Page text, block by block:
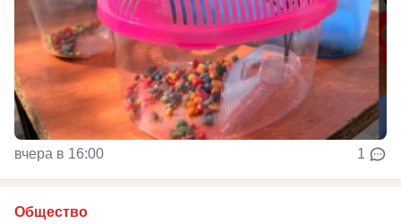
вчера в 16:00 1
Общество